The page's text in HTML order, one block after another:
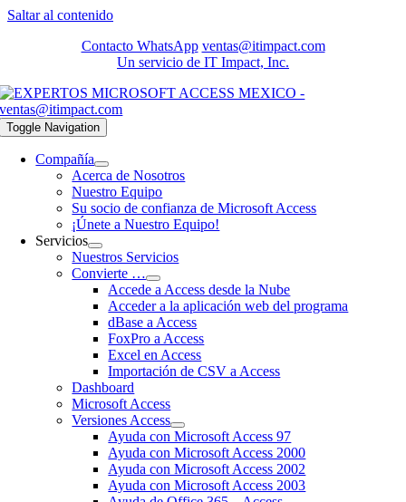
Saltar al contenido
Contacto WhatsApp ventas@itimpact.com
Un servicio de IT Impact, Inc.
Toggle Navigation
Compañía
Acerca de Nosotros
Nuestro Equipo
Su socio de confianza de Microsoft Access
¡Únete a Nuestro Equipo!
Servicios
Nuestros Servicios
Convierte …
Accede a Access desde la Nube
Acceder a la aplicación web del programa
dBase a Access
FoxPro a Access
Excel en Access
Importación de CSV a Access
Dashboard
Microsoft Access
Versiones Access
Ayuda con Microsoft Access 97
Ayuda con Microsoft Access 2000
Ayuda con Microsoft Access 2002
Ayuda con Microsoft Access 2003